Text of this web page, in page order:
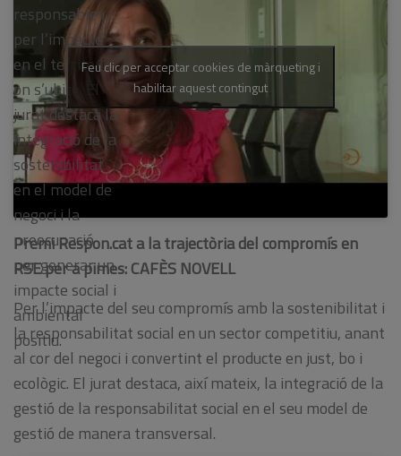
responsable i
per l’impacte
en el territori
on s’ubica. El
jurat destaca la
integració de la
sostenibilitat
en el model de
negoci i la
preocupació
per generar un
impacte social i
ambiental
positiu.
Feu clic per acceptar cookies de màrqueting i
habilitar aquest contingut
Premi Respon.cat a la trajectòria del compromís en
RSE per a pimes: CAFÈS NOVELL
Per l’impacte del seu compromís amb la sostenibilitat i
la responsabilitat social en un sector competitiu, anant
al cor del negoci i convertint el producte en just, bo i
ecològic. El jurat destaca, així mateix, la integració de la
gestió de la responsabilitat social en el seu model de
gestió de manera transversal.